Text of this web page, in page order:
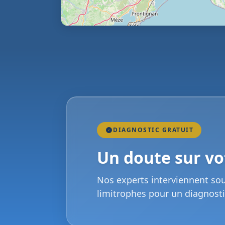
DIAGNOSTIC GRATUIT
Un doute sur
Nos experts interviennent
limitrophes pour un